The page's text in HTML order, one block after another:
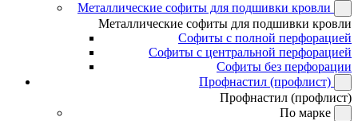
Металлические софиты для подшивки кровли
Металлические софиты для подшивки кровли
Софиты с полной перфорацией
Софиты с центральной перфорацией
Софиты без перфорации
Профнастил (профлист)
Профнастил (профлист)
По марке